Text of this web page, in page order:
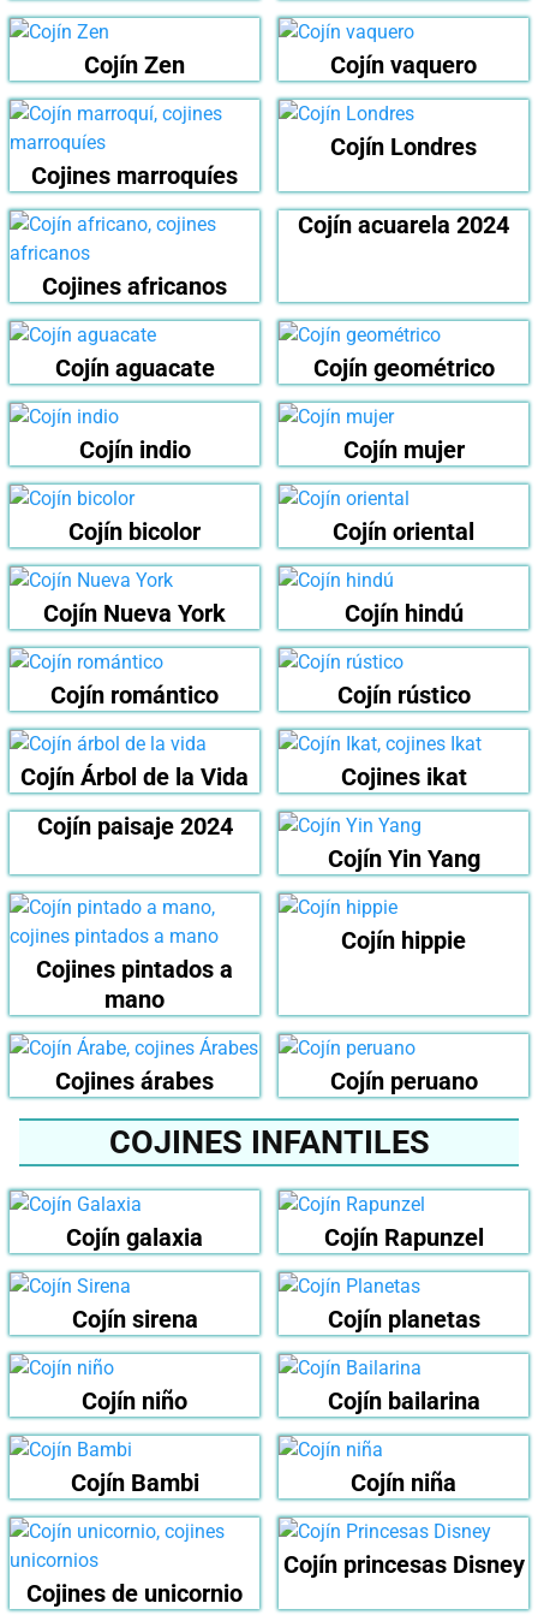
Cojín Zen Cojín vaquero
Cojines marroquíes
Cojín Londres
Cojines africanos
Cojín acuarela 2024
Cojín aguacate Cojín geométrico
Cojín indio Cojín mujer
Cojín bicolor Cojín oriental
Cojín Nueva York Cojín hindú
Cojín romántico Cojín rústico
Cojín Árbol de la Vida
Cojines ikat
Cojín paisaje 2024
Cojín Yin Yang
Cojines pintados a
mano
Cojín hippie
Cojines árabes Cojín peruano
COJINES INFANTILES
Cojín galaxia Cojín Rapunzel
Cojín sirena Cojín planetas
Cojín niño Cojín bailarina
Cojín Bambi Cojín niña
Cojines de unicornio
Cojín princesas Disney